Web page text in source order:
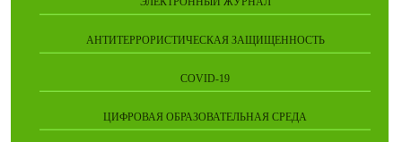
АНТИТЕРРОРИСТИЧЕСКАЯ ЗАЩИЩЕННОСТЬ
COVID-19
ЦИФРОВАЯ ОБРАЗОВАТЕЛЬНАЯ СРЕДА